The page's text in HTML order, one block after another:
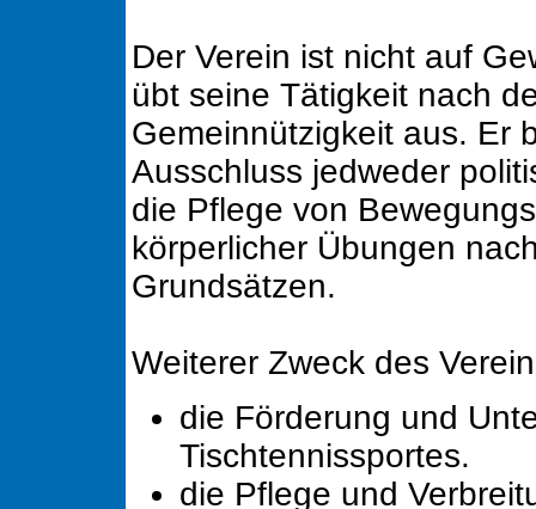
Der Verein ist nicht auf
übt seine Tätigkeit nach
Gemeinnützigkeit aus. Er
Ausschluss jedweder
die Pflege von
körperlicher Übungen
Grundsätzen.
Weiterer Zweck des
die Förderung und
Tischtennissportes.
die Pflege und